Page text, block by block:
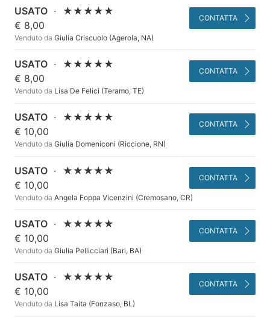
USATO ·
★★★★★
€ 8,00
Venduto da Giulia Criscuolo (Agerola, NA)
CONTATTA
USATO ·
★★★★★
€ 8,00
Venduto da Lisa De Felici (Teramo, TE)
CONTATTA
USATO ·
★★★★★
€ 10,00
Venduto da Giulia Domeniconi (Riccione, RN)
CONTATTA
USATO ·
★★★★★
€ 10,00
Venduto da Angela Foppa Vicenzini (Cremosano, CR)
CONTATTA
USATO ·
★★★★★
€ 10,00
Venduto da Giulia Pellicciari (Bari, BA)
CONTATTA
USATO ·
★★★★★
€ 10,00
Venduto da Lisa Taita (Fonzaso, BL)
CONTATTA